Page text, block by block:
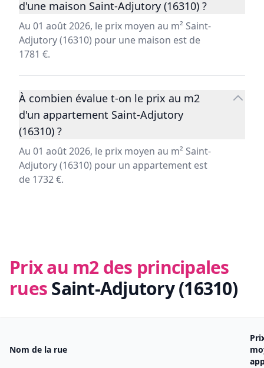
d'une maison Saint-Adjutory (16310) ?
Au 01 août 2026, le prix moyen au m² Saint-
Adjutory (16310) pour une maison est de
1781 €.
À combien évalue t-on le prix au m2
d'un appartement Saint-Adjutory
(16310) ?
Au 01 août 2026, le prix moyen au m² Saint-
Adjutory (16310) pour un appartement est
de 1732 €.
Prix au m2 des principales
ruesSaint-Adjutory (16310)
Nom de la rue